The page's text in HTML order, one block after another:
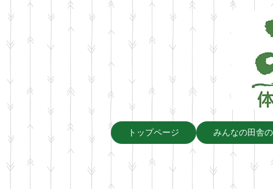
トップページ みんなの田舎